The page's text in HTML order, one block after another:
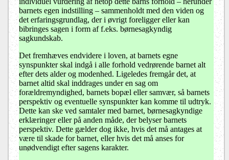
barnets egen indstilling – sammenholdt med den viden og
det erfaringsgrundlag, der i øvrigt foreligger eller kan
bibringes sagen i form af f.eks. børnesagkyndig
sagkundskab.
Det fremhæves endvidere i loven, at barnets egne
synspunkter skal indgå i alle forhold vedrørende barnet alt
efter dets alder og modenhed. Ligeledes fremgår det, at
barnet altid skal inddrages under en sag om
forældremyndighed, barnets bopæl eller samvær, så barnets
perspektiv og eventuelle synspunkter kan komme til udtryk.
Dette kan ske ved samtaler med barnet, børnesagkyndige
erklæringer eller på anden måde, der belyser barnets
perspektiv. Dette gælder dog ikke, hvis det må antages at
være til skade for barnet, eller hvis det må anses for
unødvendigt efter sagens karakter.